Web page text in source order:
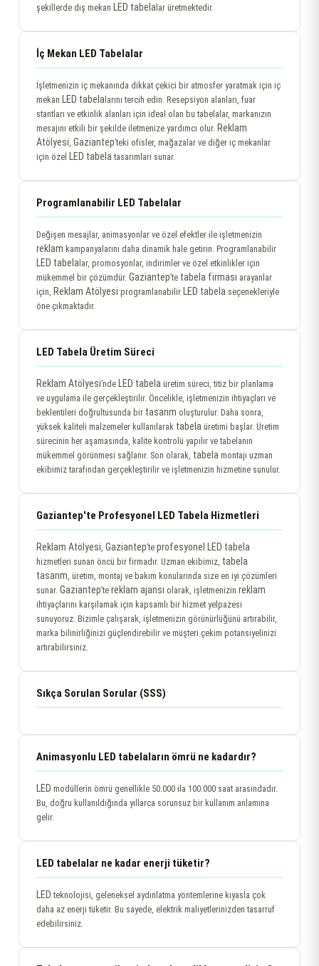
şekillerde dış mekan LED tabela lar üretmektedir.
İç Mekan LED Tabelalar
İşletmenizin iç mekanında dikkat çekici bir atmosfer yaratmak için iç
mekan LED tabela larını tercih edin. Resepsiyon alanları, fuar
stantları ve etkinlik alanları için ideal olan bu tabelalar, markanızın
mesajını etkili bir şekilde iletmenize yardımcı olur. Reklam
Atölyesi, Gaziantep’teki ofisler, mağazalar ve diğer iç mekanlar
için özel LED tabela tasarımları sunar.
Programlanabilir LED Tabelalar
Değişen mesajlar, animasyonlar ve özel efektler ile işletmenizin
reklam kampanyalarını daha dinamik hale getirin. Programlanabilir
LED tabela lar, promosyonlar, indirimler ve özel etkinlikler için
mükemmel bir çözümdür. Gaziantep’te tabela firması arayanlar
için, Reklam Atölyesi programlanabilir LED tabela seçenekleriyle
öne çıkmaktadır.
LED Tabela Üretim Süreci
Reklam Atölyesi’nde LED tabela üretim süreci, titiz bir planlama
ve uygulama ile gerçekleştirilir. Öncelikle, işletmenizin ihtiyaçları ve
beklentileri doğrultusunda bir tasarım oluşturulur. Daha sonra,
yüksek kaliteli malzemeler kullanılarak tabela üretimi başlar. Üretim
sürecinin her aşamasında, kalite kontrolü yapılır ve tabelanın
mükemmel görünmesi sağlanır. Son olarak, tabela montajı uzman
ekibimiz tarafından gerçekleştirilir ve işletmenizin hizmetine sunulur.
Gaziantep'te Profesyonel LED Tabela Hizmetleri
Reklam Atölyesi, Gaziantep’te profesyonel LED tabela
hizmetleri sunan öncü bir firmadır. Uzman ekibimiz, tabela
tasarım, üretim, montaj ve bakım konularında size en iyi çözümleri
sunar. Gaziantep’te reklam ajansı olarak, işletmenizin reklam
ihtiyaçlarını karşılamak için kapsamlı bir hizmet yelpazesi
sunuyoruz. Bizimle çalışarak, işletmenizin görünürlüğünü artırabilir,
marka bilinirliğinizi güçlendirebilir ve müşteri çekim potansiyelinizi
artırabilirsiniz.
Sıkça Sorulan Sorular (SSS)
Animasyonlu LED tabelaların ömrü ne kadardır?
LED modüllerin ömrü genellikle 50.000 ila 100.000 saat arasındadır.
Bu, doğru kullanıldığında yıllarca sorunsuz bir kullanım anlamına
gelir.
LED tabelalar ne kadar enerji tüketir?
LED teknolojisi, geleneksel aydınlatma yöntemlerine kıyasla çok
daha az enerji tüketir. Bu sayede, elektrik maliyetlerinizden tasarruf
edebilirsiniz.